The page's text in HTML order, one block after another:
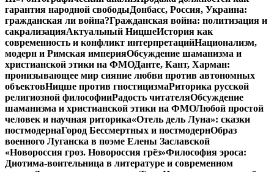
гарантия народной свободыДонбасс, Россия, Украина:
гражданская ли война?Гражданская война: политизация и
сакрализацияАктуальный НицшеИстория как
современность и конфликт интерпретацийНационализм,
модерн и Римская империяОбсуждение шаманизма и
христианской этики на ФМОДанте, Кант, Харман:
пронизывающее мир сияние любви против автономных
объектовНицше против гностицизмаРиторика русской
религиозной философииРадость читателяОбсуждение
шаманизма и христианской этики на ФМОЛюбой простой
человек и научная риторика«Отель дель Луна»: сказки
постмодернаГород Бессмертных и постмодернОбраз
военного Луганска в поэме Елены Заславской
«Новороссия гроз. Новороссия грёз»Философия эроса:
Диотима-воительница в литературе и современном